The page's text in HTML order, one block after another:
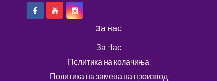
За нас
За Нас
Политика на колачиња
Политика на замена на производ